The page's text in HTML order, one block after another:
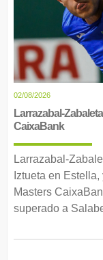
02/08/2026
Larrazabal-
CaixaBank
Larrazabal-
Iztueta en
Masters
superado a